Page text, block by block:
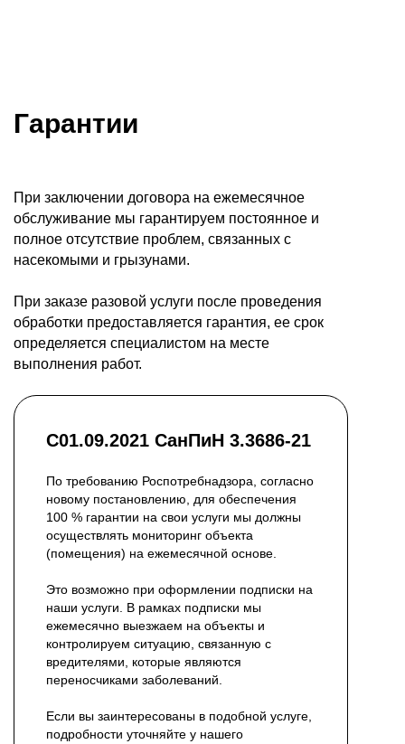
Гарантии
При заключении договора на ежемесячное
обслуживание мы гарантируем постоянное и
полное отсутствие проблем, связанных с
насекомыми и грызунами.
При заказе разовой услуги после проведения
обработки предоставляется гарантия, ее срок
определяется специалистом на месте
выполнения работ.
С01.09.2021 СанПиН 3.3686-21
По требованию Роспотребнадзора, согласно
новому постановлению, для обеспечения
100 % гарантии на свои услуги мы должны
осуществлять мониторинг объекта
(помещения) на ежемесячной основе.
Это возможно при оформлении подписки на
наши услуги. В рамках подписки мы
ежемесячно выезжаем на объекты и
контролируем ситуацию, связанную с
вредителями, которые являются
переносчиками заболеваний.
Если вы заинтересованы в подобной услуге,
подробности уточняйте у нашего